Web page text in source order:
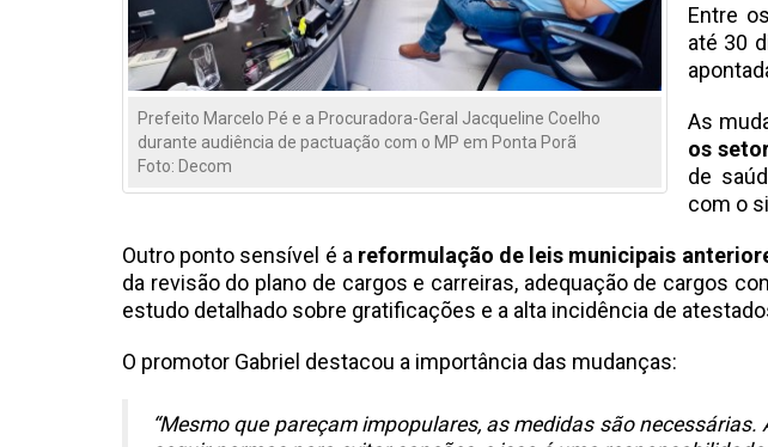
Prefeito Marcelo Pé e a Procuradora-Geral Jacqueline Coelho
durante audiência de pactuação com o MP em Ponta Porã
Foto: Decom
Entre
até 30
As
os
de
com o
Outro ponto sensível é a reformulação de leis municipais
da revisão do plano de cargos e carreiras, adequação de cargos
estudo detalhado sobre gratificações e a alta incidência de
O promotor Gabriel destacou a importância das mudanças:
“Mesmo que pareçam impopulares, as medidas são